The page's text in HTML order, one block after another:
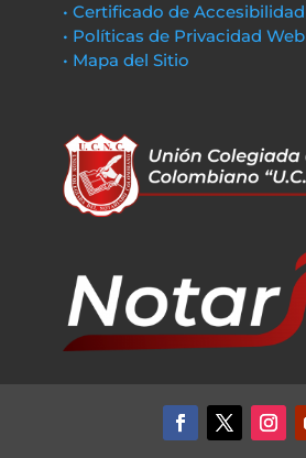
• Certificado de Accesibilidad
• Políticas de Privacidad Web
• Mapa del Sitio